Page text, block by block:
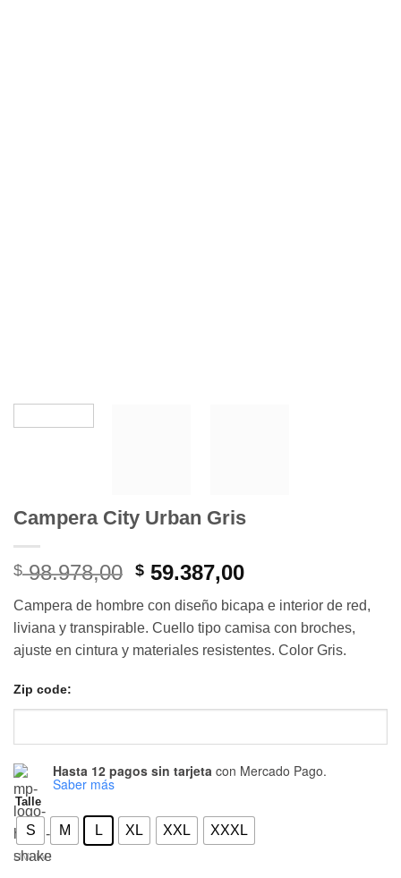
Campera City Urban Gris
$98.978,00 El
original
era:
$ 98.978,00.
$ 59.387,00El
actual
es:
$ 59.387,00.
Campera de hombre con diseño bicapa e interior de red,
liviana y transpirable. Cuello tipo camisa con broches,
ajuste en cintura y materiales resistentes. Color Gris.
Zip code:
Hasta 12 pagos sin tarjeta con Mercado Pago.
Saber más
Talle
S M L XL XXL XXXL
LIMPIAR